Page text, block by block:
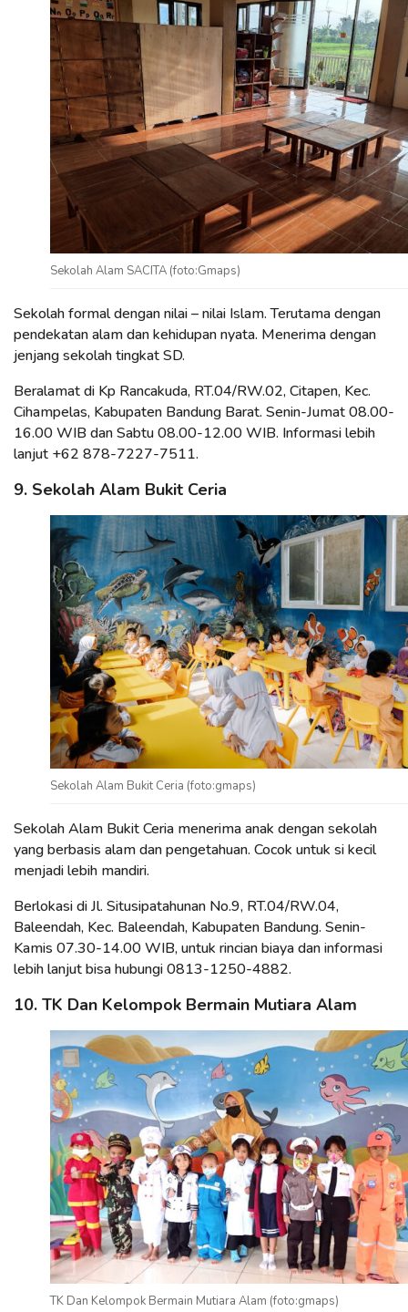
Sekolah Alam SACITA (foto:Gmaps)
Sekolah formal dengan nilai – nilai Islam. Terutama dengan
pendekatan alam dan kehidupan nyata. Menerima dengan
jenjang sekolah tingkat SD.
Beralamat di Kp Rancakuda, RT.04/RW.02, Citapen, Kec.
Cihampelas, Kabupaten Bandung Barat. Senin-Jumat 08.00-
16.00 WIB dan Sabtu 08.00-12.00 WIB. Informasi lebih
lanjut +62 878-7227-7511.
9. Sekolah Alam Bukit Ceria
Sekolah Alam Bukit Ceria (foto:gmaps)
Sekolah Alam Bukit Ceria menerima anak dengan sekolah
yang berbasis alam dan pengetahuan. Cocok untuk si kecil
menjadi lebih mandiri.
Berlokasi di Jl. Situsipatahunan No.9, RT.04/RW.04,
Baleendah, Kec. Baleendah, Kabupaten Bandung. Senin-
Kamis 07.30-14.00 WIB, untuk rincian biaya dan informasi
lebih lanjut bisa hubungi 0813-1250-4882.
10. TK Dan Kelompok Bermain Mutiara Alam
TK Dan Kelompok Bermain Mutiara Alam (foto:gmaps)